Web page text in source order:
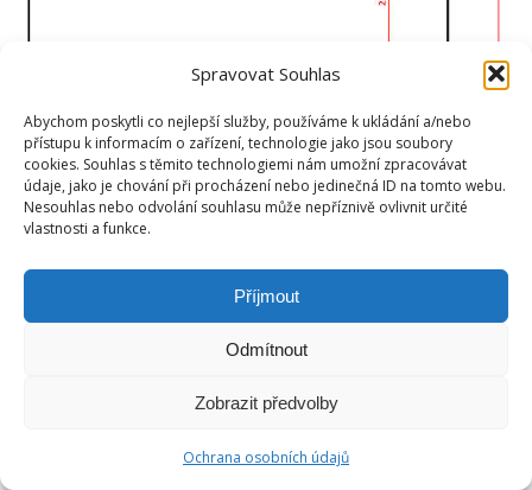
Spravovat Souhlas
Abychom poskytli co nejlepší služby, používáme k ukládání a/nebo
přístupu k informacím o zařízení, technologie jako jsou soubory
cookies. Souhlas s těmito technologiemi nám umožní zpracovávat
údaje, jako je chování při procházení nebo jedinečná ID na tomto webu.
Nesouhlas nebo odvolání souhlasu může nepříznivě ovlivnit určité
vlastnosti a funkce.
Příjmout
Odmítnout
Zobrazit předvolby
Ochrana osobních údajů